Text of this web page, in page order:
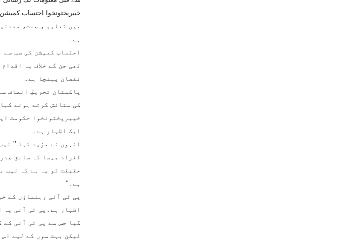
میں تعلیم ، صحت،
ہے۔
احتساب کمیشن کی سب سے
تھی جن کے خلاف یہ
نقصان پہنچا ہے۔
پاکستان تحریکِ انصاف
کی ستائش کرتے ہوئے
خیبرپختونخوا حکومت
ایک اظہار ہے۔
انہوں نے مزید کہا:’’
افراد جیسا کہ سابق
حقیقت تو یہ ہے کہ نیب
ہے۔‘‘
پی ٹی آئی رہنماؤں کے
اظہار ہے۔پی ٹی آئی یہ
گیا جس سے پی ٹی آئی کے
لیکن بہت سوں کے لیے